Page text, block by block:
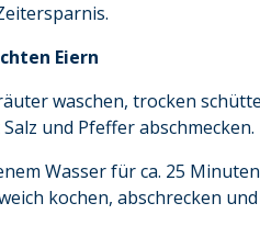
Eiern
waschen, trocken
und Pfeffer abschmecken.
Wasser für ca. 25
kochen, abschrecken